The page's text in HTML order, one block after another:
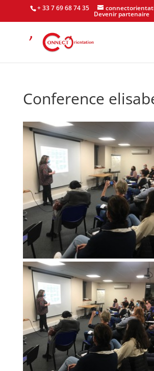
+ 33 7 69 68 74 35
Devenir partenaire
Conference